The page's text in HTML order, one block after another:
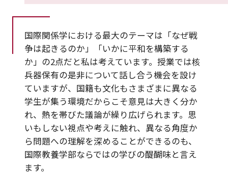
国際関係学における最大のテーマは「なぜ戦
争は起きるのか」「いかに平和を構築する
か」の2点だと私は考えています。授業では核
兵器保有の是非について話し合う機会を設け
ていますが、国籍も文化もさまざまに異なる
学生が集う環境だからこそ意見は大きく分か
れ、熱を帯びた議論が繰り広げられます。思
いもしない視点や考えに触れ、異なる角度か
ら問題への理解を深めることができるのも、
国際教養学部ならではの学びの醍醐味と言え
ます。